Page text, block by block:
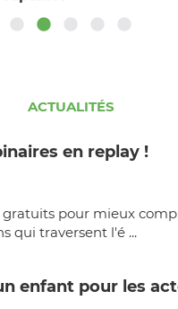
ACTUALITÉS
en replay !
gratuits pour mieux
qui traversent l'é ...
enfant pour les